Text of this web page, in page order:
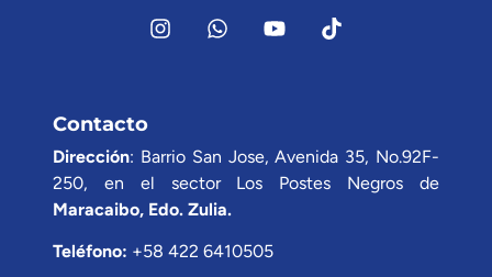
Contacto
Dirección: Barrio San Jose, Avenida 35, No.92F-
250, en el sector Los Postes Negros de
Maracaibo, Edo. Zulia.
Teléfono: +58 422 6410505